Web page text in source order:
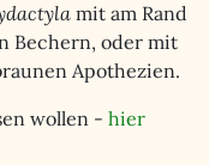
mit am Rand
Bechern, oder mit
Apothezien.
wollen - hier